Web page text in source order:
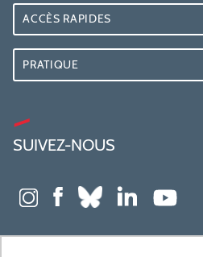
ACCÈS RAPIDES
PRATIQUE
SUIVEZ-NOUS